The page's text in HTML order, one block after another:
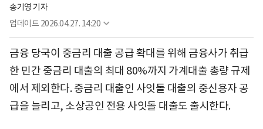
송기영 기자
업데이트 2026.04.27. 14:20
금융 당국이 중금리 대출 공급 확대를 위해 금융사가 취급
한 민간 중금리 대출의 최대 80%까지 가계대출 총량 규제
에서 제외한다. 중금리 대출인 사잇돌 대출의 중신용자 공
급을 늘리고, 소상공인 전용 사잇돌 대출도 출시한다.